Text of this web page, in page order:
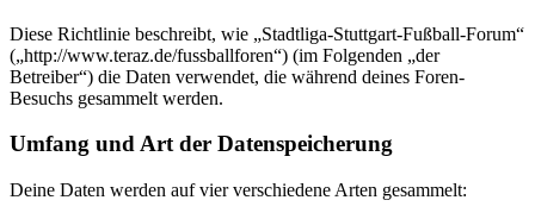
Diese Richtlinie beschreibt, wie „Stadtliga-Stuttgart-Fußball-Forum“
(„http://www.teraz.de/fussballforen“) (im Folgenden „der
Betreiber“) die Daten verwendet, die während deines Foren-
Besuchs gesammelt werden.
Umfang und Art der Datenspeicherung
Deine Daten werden auf vier verschiedene Arten gesammelt: